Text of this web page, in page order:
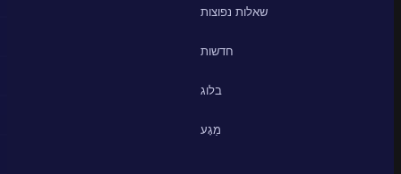
שאלות נפוצות
חדשות
בלוג
מַגָע